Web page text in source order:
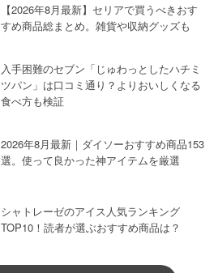
【2026年8月最新】セリアで買うべきおす
すめ商品総まとめ。雑貨や収納グッズも
入手困難のセブン「じゅわっとしたハチミ
ツパン」は口コミ通り？よりおいしくなる
食べ方も検証
2026年8月最新｜ダイソーおすすめ商品153
選。使って良かった神アイテムを厳選
シャトレーゼのアイス人気ランキング
TOP10！読者が選ぶおすすめ商品は？